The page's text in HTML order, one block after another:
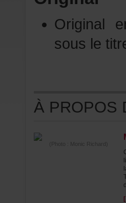
(Photo:MonicRichard)